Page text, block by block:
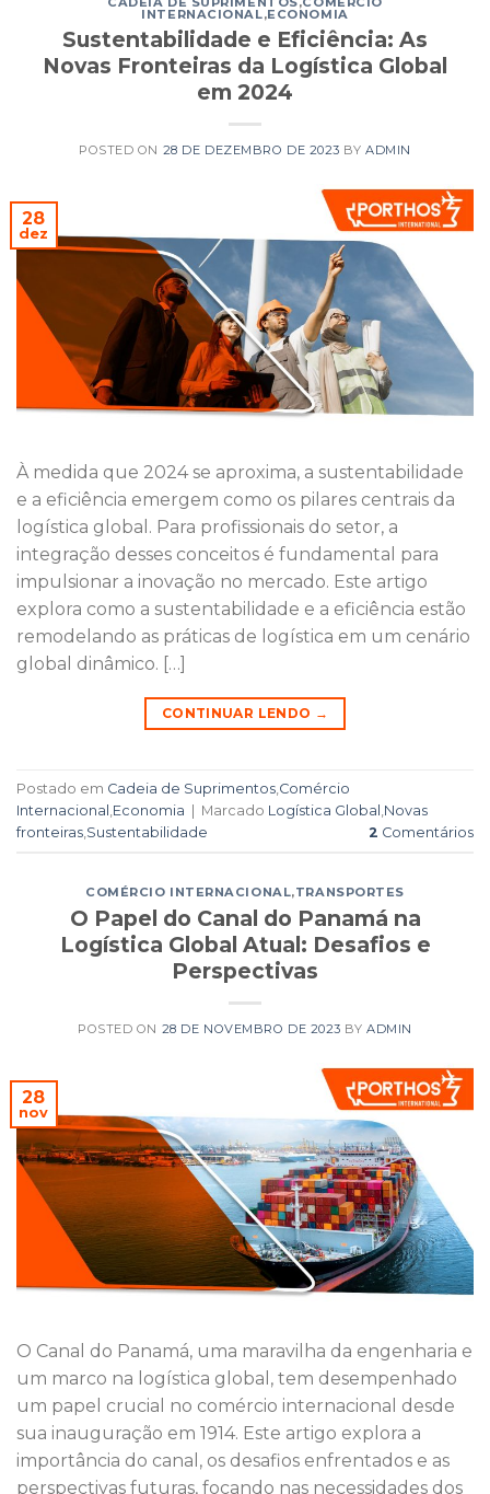
INTERNACIONAL,ECONOMIA
Sustentabilidade e Eficiência: As
Novas Fronteiras da Logística Global
em 2024
POSTED ON 28 DE DEZEMBRO DE 2023 BYADMIN
28
dez
À medida que 2024 se aproxima, a sustentabilidade
e a eficiência emergem como os pilares centrais da
logística global. Para profissionais do setor, a
integração desses conceitos é fundamental para
impulsionar a inovação no mercado. Este artigo
explora como a sustentabilidade e a eficiência estão
remodelando as práticas de logística em um cenário
global dinâmico. […]
CONTINUAR LENDO →
Postado em Cadeia de Suprimentos Comércio
Internacional Economia Marcado Logística Global Novas
fronteiras Sustentabilidade 2 Comentários
COMÉRCIO INTERNACIONAL,TRANSPORTES
O Papel do Canal do Panamá na
Logística Global Atual: Desafios e
Perspectivas
POSTED ON 28 DE NOVEMBRO DE 2023 BYADMIN
28
nov
O Canal do Panamá, uma maravilha da engenharia e
um marco na logística global, tem desempenhado
um papel crucial no comércio internacional desde
sua inauguração em 1914. Este artigo explora a
importância do canal, os desafios enfrentados e as
perspectivas futuras, focando nas necessidades dos